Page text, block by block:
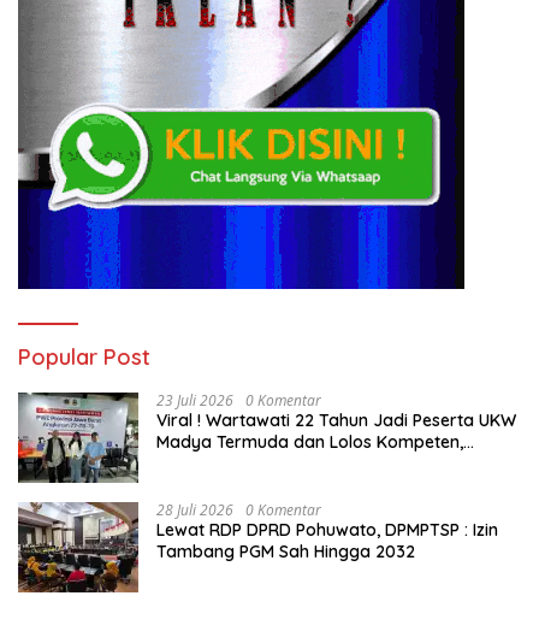
Popular Post
23 Juli 2026 0 Komentar
Viral ! Wartawati 22 Tahun Jadi Peserta UKW
Madya Termuda dan Lolos Kompeten,
28 Juli 2026 0 Komentar
Lewat RDP DPRD Pohuwato, DPMPTSP : Izin
Tambang PGM Sah Hingga 2032